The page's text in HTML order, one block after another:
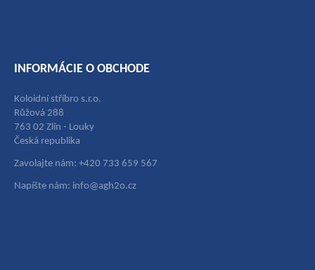
INFORMÁCIE O OBCHODE
Koloidní stříbro s.r.o.
Růžová 288
763 02 Zlín - Louky
Česká republika
Zavolajte nám: +420 733 659 567
Napíšte nám: info@agh2o.cz